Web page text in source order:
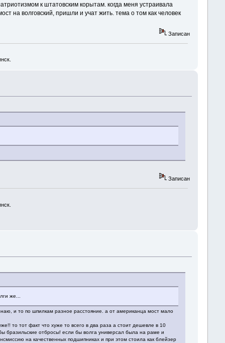
к штатовским корытам. когда меня устраивала
на волговский, пришли и учат жить. тема о том как человек
Записан
Записан
же...
и то по шпилкам разное расстояние. а от американца мост мало
то тот факт что хуже то всего в два раза а стоит дешевле в 10
бразильские отбросы! если бы волга универсал была на раме и
на качественных подшипниках и при этом стоила как блейзер